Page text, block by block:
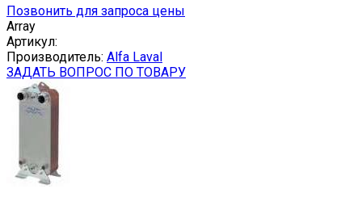
Позвонить для запроса цены
Array
Артикул:
Производитель: Alfa Laval
ЗАДАТЬ ВОПРОС ПО ТОВАРУ